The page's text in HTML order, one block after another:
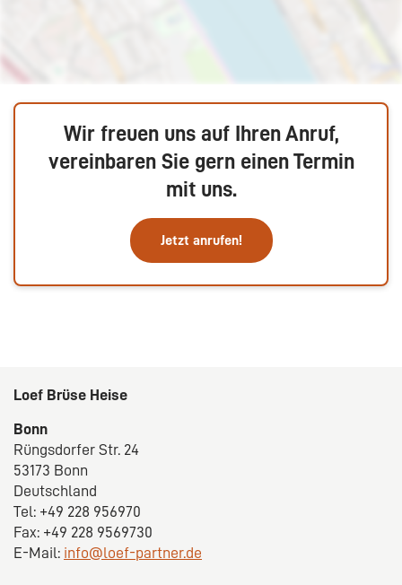
Wir freuen uns auf Ihren Anruf,
vereinbaren Sie gern einen Termin
mit uns.
Jetzt anrufen!
Loef Brüse Heise
Bonn
Rüngsdorfer Str. 24
53173 Bonn
Deutschland
Tel: +49 228 956970
Fax: +49 228 9569730
E-Mail: info@loef-partner.de